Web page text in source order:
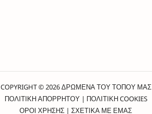
COPYRIGHT © 2026 ΔΡΩΜΕΝΑ ΤΟΥ ΤΟΠΟΥ ΜΑΣ
ΠΟΛΙΤΙΚΗ ΑΠΟΡΡΗΤΟΥ| ΠΟΛΙΤΙΚΗ COOKIES
ΟΡΟΙ ΧΡΗΣΗΣ | ΣΧΕΤΙΚΑ ΜΕ ΕΜΑΣ